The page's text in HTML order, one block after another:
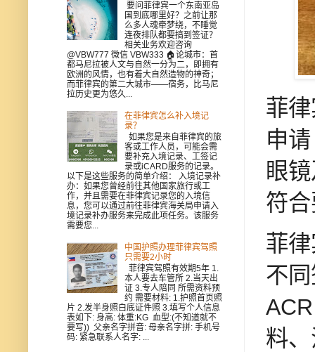
菲
申
眼
符
菲
不
料
要问菲律宾一个东南亚岛
国到底哪里好？之前让那
么多人魂牵梦绕，不睡觉
连夜排队都要搞到签证？
相关业务欢迎咨询
@VBW777 微信 VBW333 🏠论城市：首
都马尼拉被人文与自然一分为二，即拥有
欧洲的风情，也有着大自然造物的神奇；
而菲律宾的第二大城市——宿务，比马尼
拉历史更为悠久...
在菲律宾怎么补入境记
录？
如果您是来自菲律宾的旅
客或工作人员，可能会需
要补充入境记录、工签记
录或iCARD服务的记录。
以下是这些服务的简单介绍： 入境记录补
办：如果您曾经前往其他国家旅行或工
作，并且需要在菲律宾记录您的入境信
息，您可以通过前往菲律宾海关局申请入
境记录补办服务来完成此项任务。该服务
需要您...
中国护照办理菲律宾驾照
只需要2小时
菲律宾驾照有效期5年 1.
本人要去车管所 2.当天出
证 3.专人陪同 所需资料预
约 需要材料: 1.护照首页照
片 2.发半身照白底证件照 3.填写个人信息
表如下: 身高: 体重:KG 血型:(不知道就不
要写)) 父亲名字拼音: 母亲名字拼: 手机号
码: 紧急联系人名字: ...